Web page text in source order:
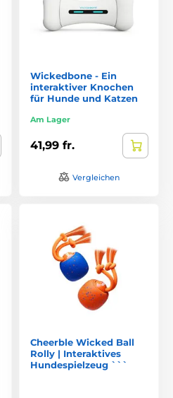
Wickedbone - Ein
interaktiver Knochen
für Hunde und Katzen
Am Lager
41,99 fr.
Vergleichen
Cheerble Wicked Ball
Rolly | Interaktives
Hundespielzeug ```